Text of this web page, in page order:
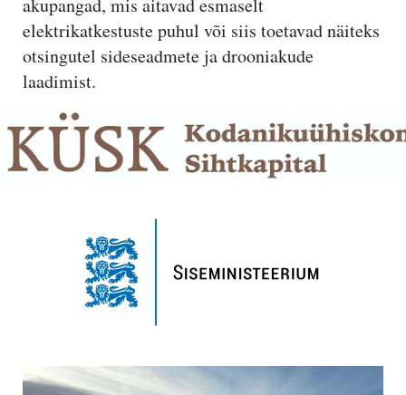
elektrikatkestuste puhul või siis toetavad näiteks
otsingutel sideseadmete ja drooniakude
laadimist.